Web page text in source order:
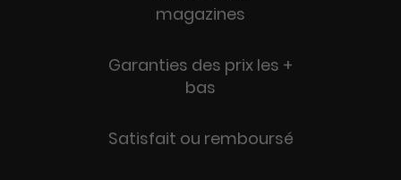
magazines
Garanties des prix les +
bas
Satisfait ou remboursé